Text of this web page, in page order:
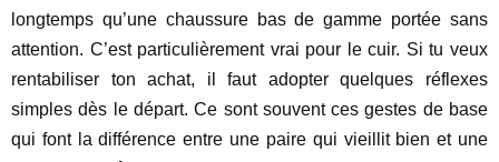
longtemps qu’une chaussure bas de gamme portée sans
attention. C’est particulièrement vrai pour le cuir. Si tu veux
rentabiliser ton achat, il faut adopter quelques réflexes
simples dès le départ. Ce sont souvent ces gestes de base
qui font la différence entre une paire qui vieillit bien et une